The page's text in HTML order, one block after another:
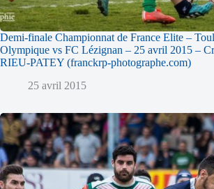
Demi-finale Championnat de France Elite –
Olympique vs FC Lézignan – 25 avril 2015 –
RIEU-PATEY (franckrp-photographe.com)
25 avril 2015